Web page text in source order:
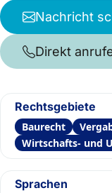
Nachricht
Direkt
Rechtsgebiete
Baurecht
Wirtschafts- und
Sprachen